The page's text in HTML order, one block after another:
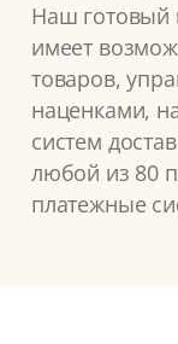
Наш готовый
имеет
товаров,
наценками,
систем
любой из 80
платежные